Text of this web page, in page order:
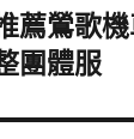
薦鶯歌
團體服